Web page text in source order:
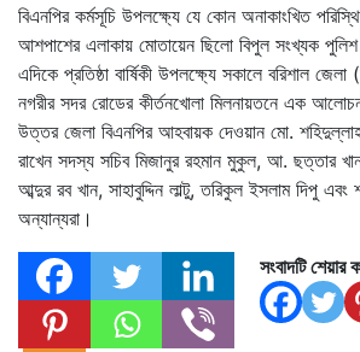
বিএনপির কর্মসূচি উপলক্ষ্যে যে কোন অনাকাংখিত
আশপাশের এলাকায় মোতায়েন ছিলো বিপুল সংখ্যক
এদিকে প্রতিষ্ঠা বার্ষিকী উপলক্ষ্যে সকালে বরিশাল
নগরীর সদর রোডের কীর্তনখোলা মিলনায়তনে এক
উত্তর জেলা বিএনপির আহবায়ক দেওয়ান মো.
রাখেন সদস্য সচিব মিজানুর রহমান মুকুল, আ. ছত্তার
আব্দুর রব খান, সাহাবুদ্দিন লাল্টু, তরিকুল ইসলাম দিপু এবং
অন্যান্যরা।
সংবাদটি শেয়ার